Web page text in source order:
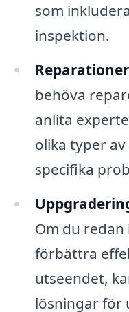
som
inspektion.
behöva
anlita
olika typer
specifika
Om du
förbättra
utseendet,
lösningar för